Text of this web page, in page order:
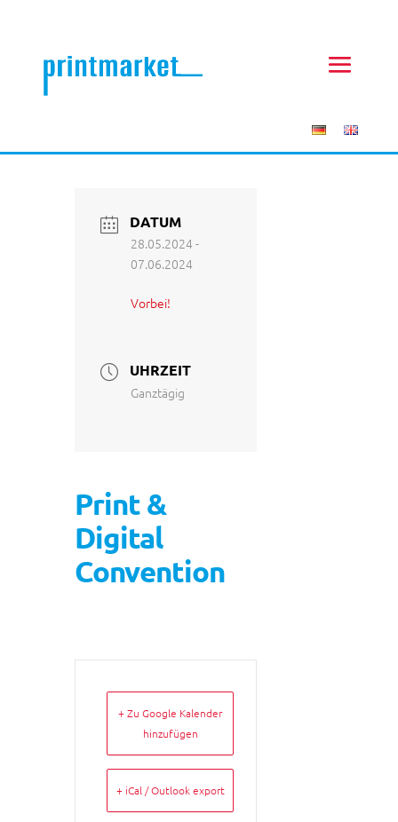
DATUM
28.05.2024 -
07.06.2024
Vorbei!
UHRZEIT
Ganztägig
Print &
Digital
Convention
+ Zu Google Kalender
hinzufügen
+ iCal / Outlook export